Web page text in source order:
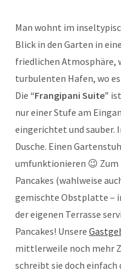
Man wohnt im
Blick in den Garten in
friedlichen Atmosphäre,
turbulenten Hafen, wo
Die “Frangipani Suite”
nur einer Stufe am
eingerichtet und sauber.
Dusche. Einen
umfunktionieren 😉 Zum
Pancakes (wahlweise
gemischte Obstplatte –
der eigenen Terrasse
Pancakes! Unsere
mittlerweile noch mehr
schreibt sie doch